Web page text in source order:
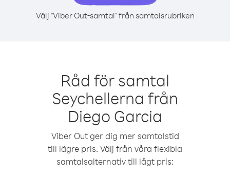
Välj "Viber Out-samtal" från samtalsrubriken
Råd för samtal
Seychellerna från
Diego Garcia
Viber Out ger dig mer samtalstid
till lägre pris. Välj från våra flexibla
samtalsalternativ till lågt pris: